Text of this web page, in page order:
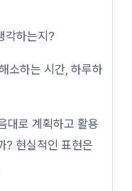
각하는지?
하는 시간, 하루하
로 계획하고 활용
? 현실적인 표현은